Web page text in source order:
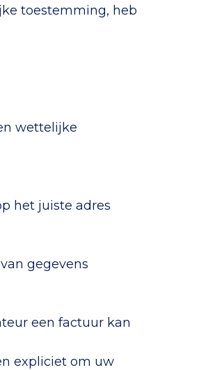
toestemming, heb
wettelijke
het juiste adres
gegevens
een factuur kan
expliciet om uw